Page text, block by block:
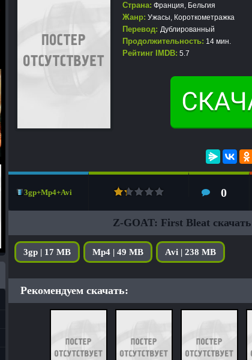
Страна: Франция, Бельгия
Жанр: Ужасы, Короткометражка
Перевод: Дублированный
Продолжительность: 14 мин.
Рейтинг IMDB: 5.7
3gp+Mp4+Avi 0
Z-GOAT: First Bleat
3gp | 17 MB Mp4 | 49 MB Avi | 238 MB
Рекомендуем скачать: